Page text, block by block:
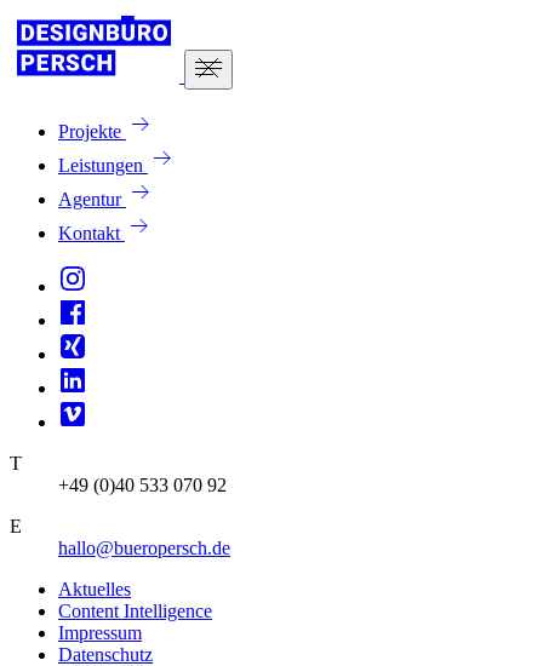
Projekte
Leistungen
Agentur
Kontakt
T
+49 (0)40 533 070 92
E
hallo@bueropersch.de
Aktuelles
Content Intelligence
Impressum
Datenschutz